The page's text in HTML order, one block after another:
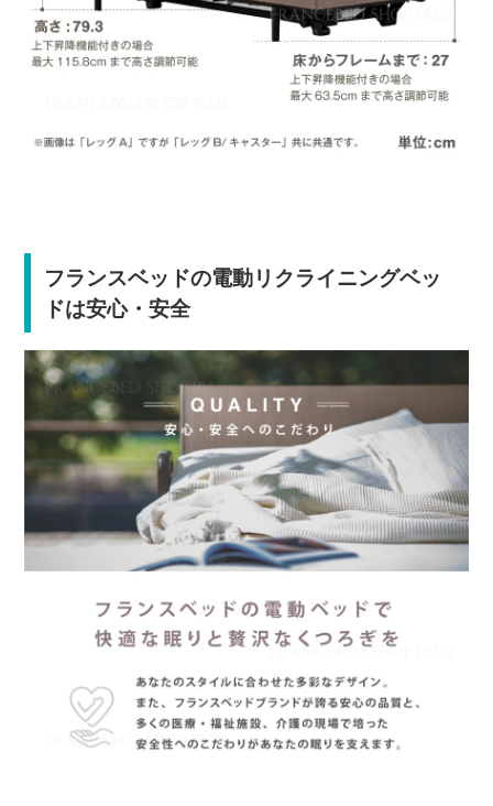
フランスベッドの電動リクライニングベッ
ドは安心・安全